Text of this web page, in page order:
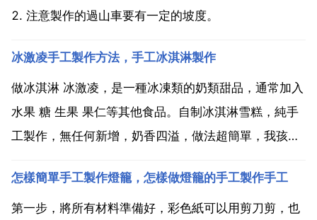
2. 注意製作的過山車要有一定的坡度。
冰激凌手工製作方法，手工冰淇淋製作
做冰淇淋 冰激凌，是一種冰凍類的奶類甜品，通常加入
水果 糖 生果 果仁等其他食品。自制冰淇淋雪糕，純手
工製作，無任何新增，奶香四溢，做法超簡單，我孩子
來試試吧！用料。冰淇淋粉 100g 牛奶 250ml 巧克力
適量。自制冰淇淋雪糕的做法。所有材料準備...
怎樣簡單手工製作燈籠，怎樣做燈籠的手工製作手工
第一步，將所有材料準備好，彩色紙可以用剪刀剪，也